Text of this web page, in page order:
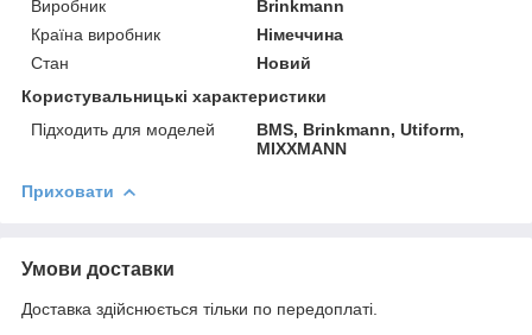
Виробник
Brinkmann
Країна виробник
Німеччина
Стан
Новий
Користувальницькі характеристики
Підходить для моделей
BMS, Brinkmann, Utiform,
MIXXMANN
Приховати
Умови доставки
Доставка здійснюється тільки по передоплаті.